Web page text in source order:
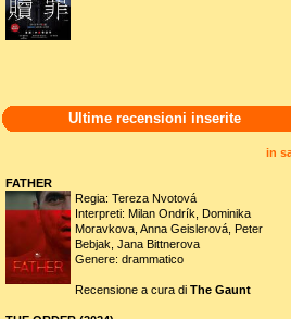
Ultime recensioni inserite
in
FATHER
Regia: Tereza Nvotová
Interpreti: Milan Ondrík, Dominika
Moravkova, Anna Geislerová, Peter
Bebjak, Jana Bittnerova
Genere: drammatico
Recensione a cura di The Gaunt